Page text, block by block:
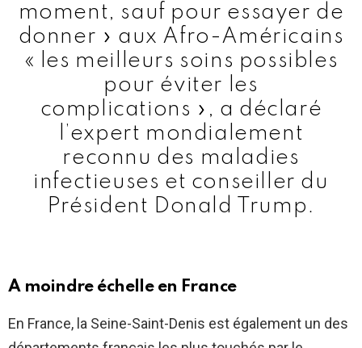
moment, sauf pour essayer de
donner » aux Afro-Américains
« les meilleurs soins possibles
pour éviter les
complications », a déclaré
l’expert mondialement
reconnu des maladies
infectieuses et conseiller du
Président Donald Trump.
A moindre échelle en France
En France, la Seine-Saint-Denis est également un des